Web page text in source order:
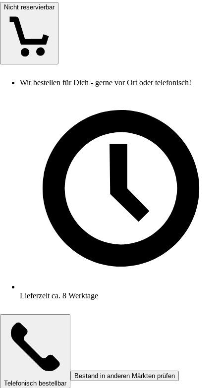
Nicht reservierbar
Wir bestellen für Dich - gerne vor Ort oder telefonisch!
Lieferzeit ca. 8 Werktage
Telefonisch bestellbar
Bestand in anderen Märkten prüfen